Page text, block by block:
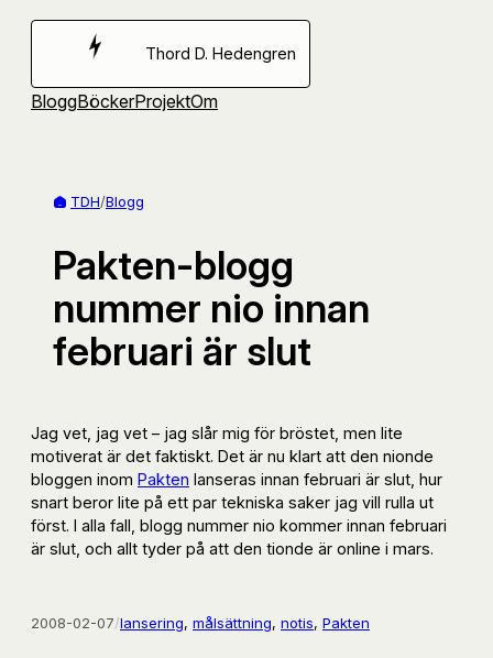
Hoppa
Thord D. Hedengren
BloggBöckerProjektOm
TDH/Blogg
Pakten-blogg
nummer nio innan
februari är slut
Jag vet, jag vet – jag slår mig för bröstet, men lite
motiverat är det faktiskt. Det är nu klart att den nionde
bloggen inom Pakten lanseras innan februari är slut, hur
snart beror lite på ett par tekniska saker jag vill rulla ut
först. I alla fall, blogg nummer nio kommer innan februari
är slut, och allt tyder på att den tionde är online i mars.
2008-02-07/lansering, målsättning, notis, Pakten